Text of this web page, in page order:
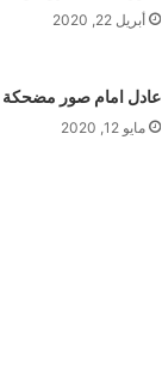
أبريل 22, 2020
عادل امام صور مضحكة
مايو 12, 2020